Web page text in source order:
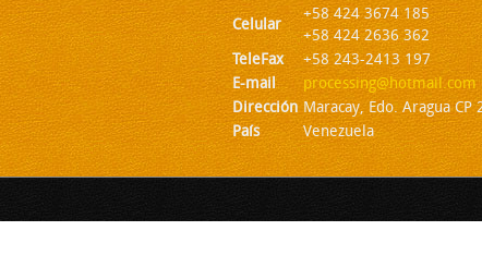
Celular
+58 424 3674 185
+58 424 2636 362
TeleFax
+58 243-2413 197
E-mail
processing@hotmail.com
Dirección Maracay, Edo. Aragua CP
País
Venezuela